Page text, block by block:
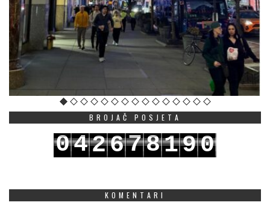
BROJAČ POSJETA
042678190
KOMENTARI